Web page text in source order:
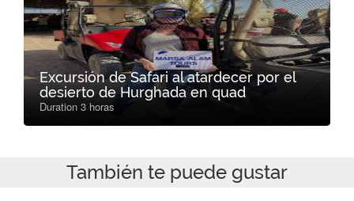
Excursión de Safari al atardecer por el
desierto de Hurghada en quad
Duration 3 horas
También te puede gustar